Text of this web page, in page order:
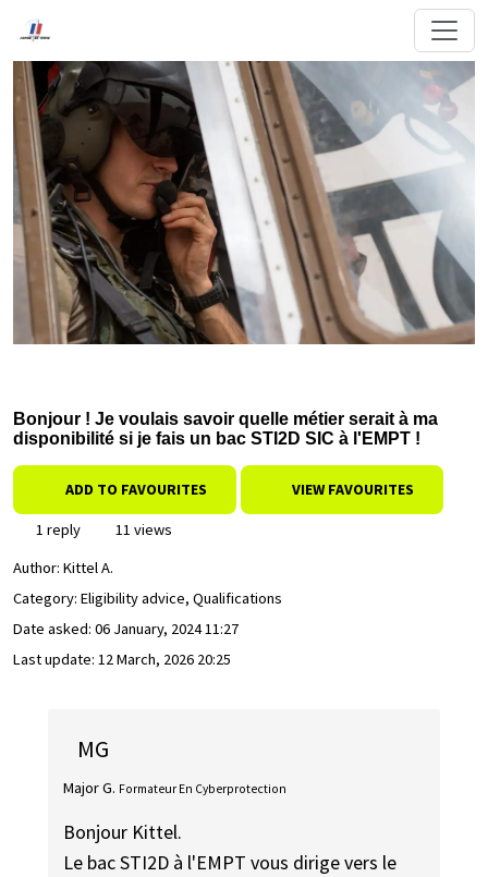
Bonjour ! Je voulais savoir quelle métier serait à ma
disponibilité si je fais un bac STI2D SIC à l'EMPT !
ADD TO FAVOURITES VIEW FAVOURITES
1 reply
11 views
Author: Kittel A.
Category: Eligibility advice, Qualifications
Date asked: 06 January, 2024 11:27
Last update: 12 March, 2026 20:25
MG
Major G. Formateur En Cyberprotection
Bonjour Kittel.
Le bac STI2D à l'EMPT vous dirige vers le